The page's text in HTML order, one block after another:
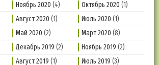
Ноябрь 2020 (4) Октябрь 2020 (1)
Август 2020 (1) Июль 2020 (1)
Май 2020 (2) Март 2020 (8)
Декабрь 2019 (2) Ноябрь 2019 (2)
Август 2019 (1) Июль 2019 (3)